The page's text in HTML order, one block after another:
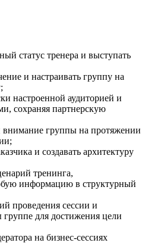
статус тренера и выступать
и настраивать группу на
настроенной аудиторией и
сохраняя партнерскую
внимание группы на протяжении
и создавать архитектуру
тренинга,
информацию в структурный
проведения сессии и
группе для достижения цели
на бизнес-сессиях